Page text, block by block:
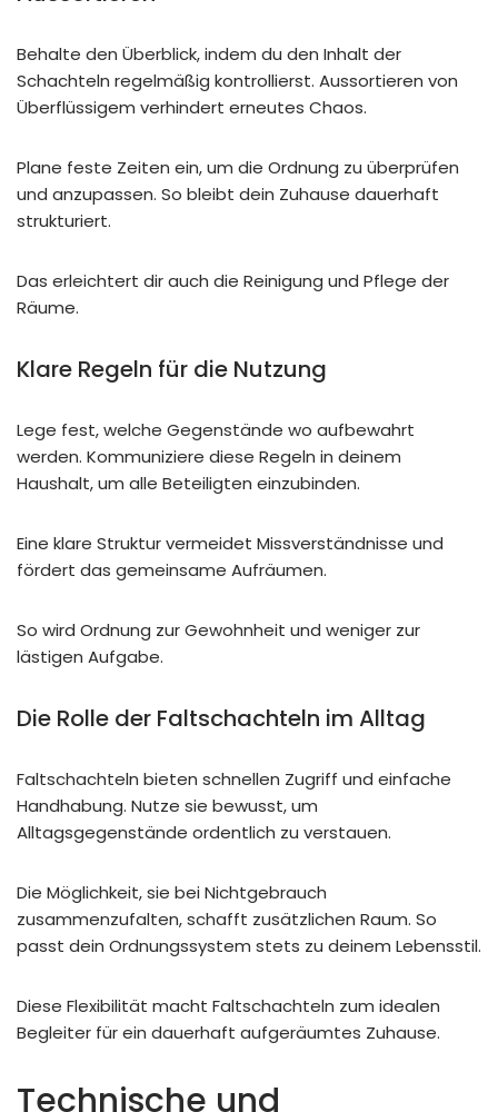
Behalte den Überblick, indem du den Inhalt der
Schachteln regelmäßig kontrollierst. Aussortieren von
Überflüssigem verhindert erneutes Chaos.
Plane feste Zeiten ein, um die Ordnung zu überprüfen
und anzupassen. So bleibt dein Zuhause dauerhaft
strukturiert.
Das erleichtert dir auch die Reinigung und Pflege der
Räume.
Klare Regeln für die Nutzung
Lege fest, welche Gegenstände wo aufbewahrt
werden. Kommuniziere diese Regeln in deinem
Haushalt, um alle Beteiligten einzubinden.
Eine klare Struktur vermeidet Missverständnisse und
fördert das gemeinsame Aufräumen.
So wird Ordnung zur Gewohnheit und weniger zur
lästigen Aufgabe.
Die Rolle der Faltschachteln im Alltag
Faltschachteln bieten schnellen Zugriff und einfache
Handhabung. Nutze sie bewusst, um
Alltagsgegenstände ordentlich zu verstauen.
Die Möglichkeit, sie bei Nichtgebrauch
zusammenzufalten, schafft zusätzlichen Raum. So
passt dein Ordnungssystem stets zu deinem Lebensstil.
Diese Flexibilität macht Faltschachteln zum idealen
Begleiter für ein dauerhaft aufgeräumtes Zuhause.
Technische und